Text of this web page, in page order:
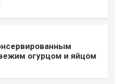
огурцом и яйцом